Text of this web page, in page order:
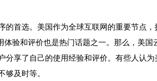
首选。美国作为全球互联网的重要节点
验和评价也是热门话题之一。那么，美国
享了自己的使用经验和评价。有些人认
够及时等。